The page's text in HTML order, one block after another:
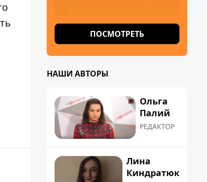
ПОСМОТРЕТЬ
НАШИ АВТОРЫ
Ольга
Палий
РЕДАКТОР
Лина
Киндратюк